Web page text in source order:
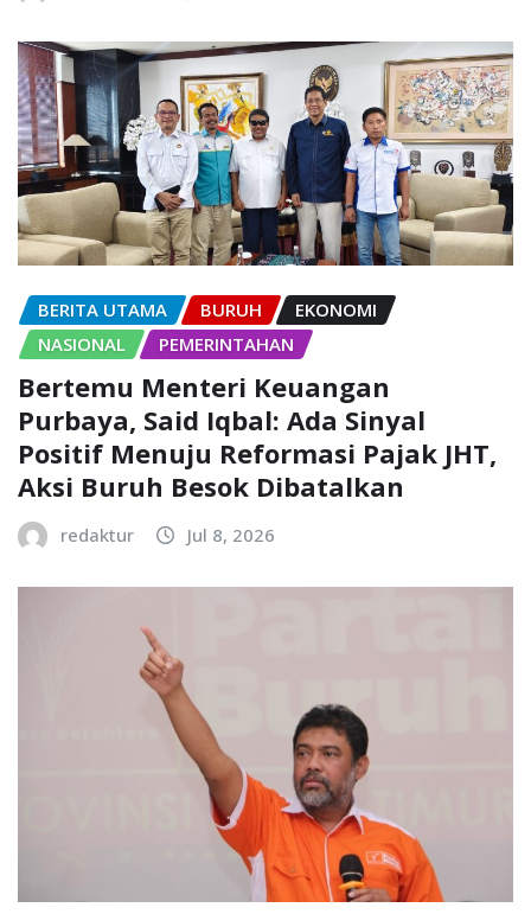
BERITA UTAMA BURUH
EKONOMI
NASIONAL
PEMERINTAHAN
Bertemu Menteri Keuangan
Purbaya, Said Iqbal: Ada Sinyal
Positif Menuju Reformasi Pajak JHT,
Aksi Buruh Besok Dibatalkan
redaktur Jul 8, 2026